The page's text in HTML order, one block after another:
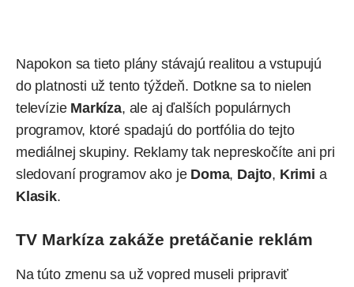
Napokon sa tieto plány stávajú realitou a vstupujú
do platnosti už tento týždeň. Dotkne sa to nielen
televízie Markíza, ale aj ďalších populárnych
programov, ktoré spadajú do portfólia do tejto
mediálnej skupiny. Reklamy tak nepreskočíte ani pri
sledovaní programov ako je Doma, Dajto, Krimi a
Klasik.
TV Markíza zakáže pretáčanie reklám
Na túto zmenu sa už vopred museli pripraviť